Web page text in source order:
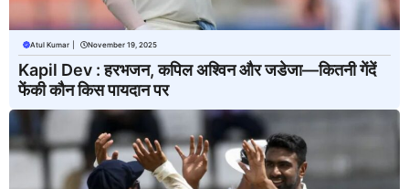
Atul Kumar November 19, 2025
Kapil Dev : हरभजन, कपिल अश्विन और जडेजा—कितनी गेंदें
फेंकी कौन किस पायदान पर